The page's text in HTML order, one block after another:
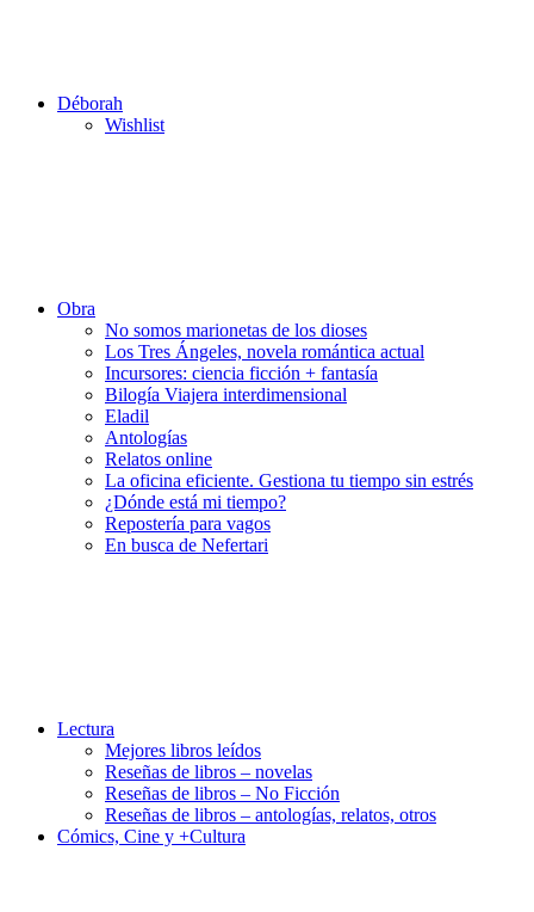
Déborah
Wishlist
Obra
No somos marionetas de los dioses
Los Tres Ángeles, novela romántica actual
Incursores: ciencia ficción + fantasía
Bilogía Viajera interdimensional
Eladil
Antologías
Relatos online
La oficina eficiente. Gestiona tu tiempo sin estrés
¿Dónde está mi tiempo?
Repostería para vagos
En busca de Nefertari
Lectura
Mejores libros leídos
Reseñas de libros – novelas
Reseñas de libros – No Ficción
Reseñas de libros – antologías, relatos, otros
Cómics, Cine y +Cultura